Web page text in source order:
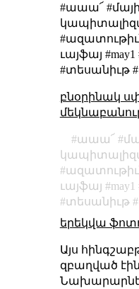
#աաա՜
ւայֆայ
#տեսանիւթ
բնօրինակ
աաա՜
ւայֆայ
may1
տեսանիւթ
երեկվա
Այս
զբաղված էին